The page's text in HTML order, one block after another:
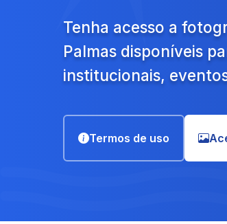
Tenha acesso a
Palmas disponíveis
institucionais,
Termos de uso